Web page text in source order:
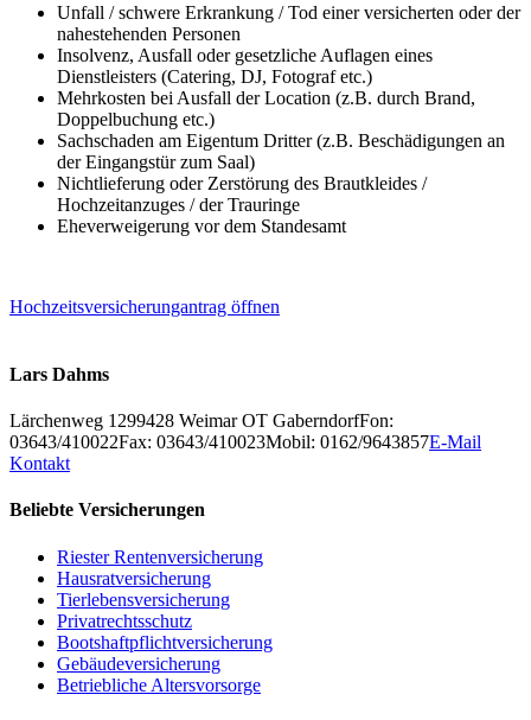
Unfall / schwere Erkrankung / Tod einer versicherten oder der
nahestehenden Personen
Insolvenz, Ausfall oder gesetzliche Auflagen eines
Dienstleisters (Catering, DJ, Fotograf etc.)
Mehrkosten bei Ausfall der Location (z.B. durch Brand,
Doppelbuchung etc.)
Sachschaden am Eigentum Dritter (z.B. Beschädigungen an
der Eingangstür zum Saal)
Nichtlieferung oder Zerstörung des Brautkleides /
Hochzeitanzuges / der Trauringe
Eheverweigerung vor dem Standesamt
Hochzeitsversicherungantrag öffnen
Lars Dahms
Lärchenweg 1299428 Weimar OT GaberndorfFon:
03643/410022Fax: 03643/410023Mobil: 0162/9643857E-Mail
Kontakt
Beliebte Versicherungen
Riester Rentenversicherung
Hausratversicherung
Tierlebensversicherung
Privatrechtsschutz
Bootshaftpflichtversicherung
Gebäudeversicherung
Betriebliche Altersvorsorge